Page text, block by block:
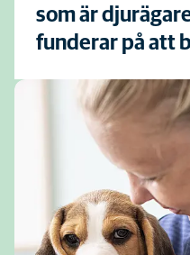
som är
funderar på att